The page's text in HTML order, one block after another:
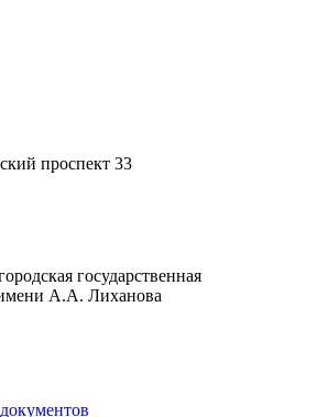
проспект 33
государственная
имени А.А. Лиханова